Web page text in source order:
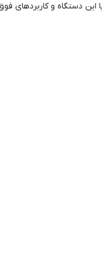
دستگاه و کاربردهای